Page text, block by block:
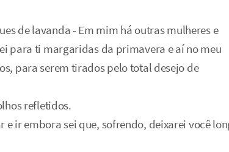
de lavanda - Em mim há outras mulheres e
para ti margaridas da primavera e aí no meu
para serem tirados pelo total desejo de
refletidos.
e ir embora sei que, sofrendo, deixarei você